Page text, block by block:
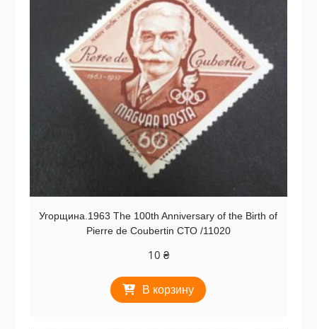
Угорщина.1963 The 100th Anniversary of the Birth of
Pierre de Coubertin СТО /11020
10 ₴
В корзину